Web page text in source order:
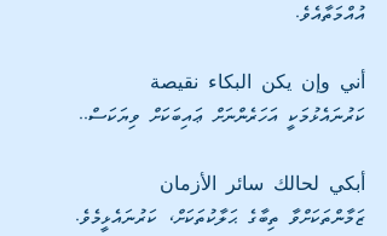
އުއްމަތާއެވެ.
أني وإن يكن البكاء نقيصة
ކަރުނައެޅުމަކީ އަހަރެންނަށް ޢައިބަކަށް ވިޔަކަސް..
أبكي لحالك سائر الأزمان
ޒަމާންތަކަށްވާ ތިބާގެ ޙަލާކުތަކަށް، ކަރުނައެޅީމެވެ.